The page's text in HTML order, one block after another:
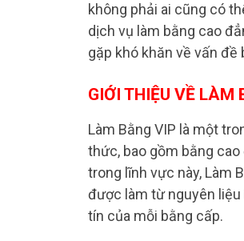
không phải ai cũng có
dịch vụ làm bằng cao
gặp khó khăn về vấn đề
GIỚI THIỆU VỀ LÀM
Làm Bằng VIP là một
thức, bao gồm bằng
trong lĩnh vực này, Làm
được làm từ nguyên
tín của mỗi bằng cấp.